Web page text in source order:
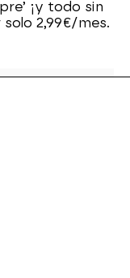
¡y todo sin
solo 2,99€/mes.